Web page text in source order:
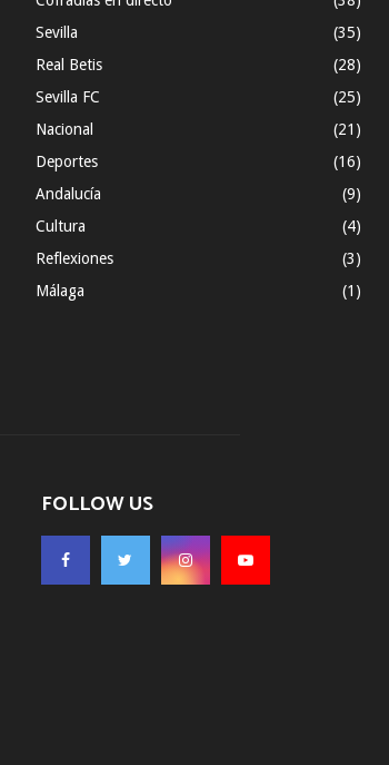
Sevilla
(35)
Real Betis
(28)
Sevilla FC
(25)
Nacional
(21)
Deportes
(16)
Andalucía
(9)
Cultura
(4)
Reflexiones
(3)
Málaga
(1)
FOLLOW US